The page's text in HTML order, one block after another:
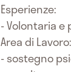
Esperienze:
- Volontaria e
Area di Lavoro:
- sostegno